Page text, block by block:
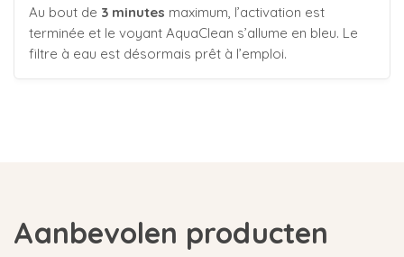
Au bout de 3 minutes maximum, l’activation est
terminée et le voyant AquaClean s’allume en bleu. Le
filtre à eau est désormais prêt à l’emploi.
Aanbevolen producten